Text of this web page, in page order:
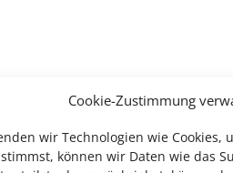
Cookie-Zustimmung
wir Technologien wie
können wir Daten wie das